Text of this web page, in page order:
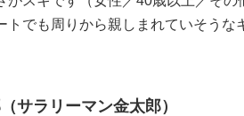
トでも周りから親しまれていそう
サラリーマン金太郎）